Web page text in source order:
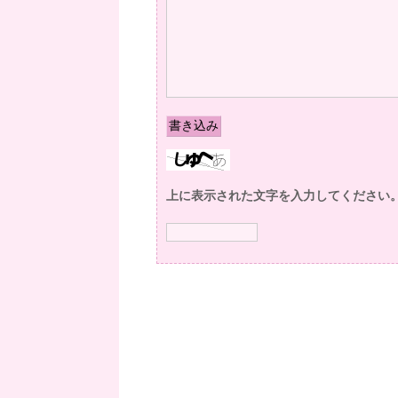
上に表示された文字を入力してください